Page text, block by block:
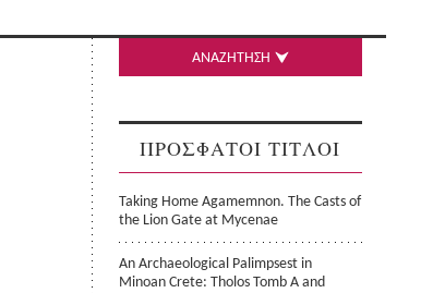
ΑΝΑΖΗΤΗΣΗ
ΠΡΟΣΦΑΤΟΙ ΤΙΤΛΟΙ
Taking Home Agamemnon. The Casts of
the Lion Gate at Mycenae
An Archaeological Palimpsest in
Minoan Crete: Tholos Tomb A and